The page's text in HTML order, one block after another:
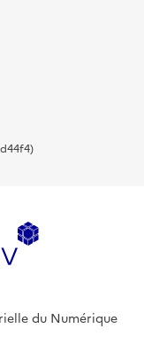
du Numérique